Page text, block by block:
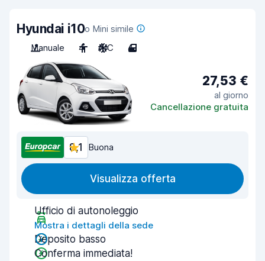
Hyundai i10o Mini simile
Manuale
4 A/C 4
27,53 €
al giorno
Cancellazione gratuita
8,1 Buona
Visualizza offerta
Ufficio di autonoleggio
Mostra i dettagli della sede
Deposito basso
Conferma immediata!